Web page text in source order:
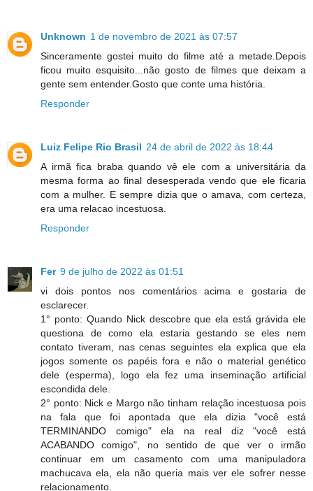
Unknown 1 de novembro de 2021 às 07:57
Sinceramente gostei muito do filme até a metade.Depois
ficou muito esquisito...não gosto de filmes que deixam a
gente sem entender.Gosto que conte uma história.
Responder
Luiz Felipe Rio Brasil 24 de abril de 2022 às 18:44
A irmã fica braba quando vê ele com a universitária da
mesma forma ao final desesperada vendo que ele ficaria
com a mulher. E sempre dizia que o amava, com certeza,
era uma relacao incestuosa.
Responder
Fer 9 de julho de 2022 às 01:51
vi dois pontos nos comentários acima e gostaria de
esclarecer.
1° ponto: Quando Nick descobre que ela está grávida ele
questiona de como ela estaria gestando se eles nem
contato tiveram, nas cenas seguintes ela explica que ela
jogos somente os papéis fora e não o material genético
dele (esperma), logo ela fez uma inseminação artificial
escondida dele.
2° ponto: Nick e Margo não tinham relação incestuosa pois
na fala que foi apontada que ela dizia "você está
TERMINANDO comigo" ela na real diz "você está
ACABANDO comigo", no sentido de que ver o irmão
continuar em um casamento com uma manipuladora
machucava ela, ela não queria mais ver ele sofrer nesse
relacionamento.